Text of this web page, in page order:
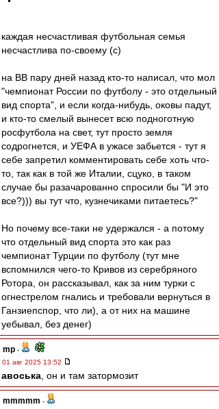
каждая несчастливая футбольная семья
несчастлива по-своему (с)
на ВВ пару дней назад кто-то написал, что мол
"чемпионат России по футболу - это отдельный
вид спорта", и если когда-нибудь, оковы падут,
и кто-то смелый вынесет всю подноготную
росфутбола на свет, тут просто земля
содрогнется, и УЕФА в ужасе забьется - тут я
себе запретил комментировать себе хоть что-
то, так как в той же Италии, сцуко, в таком
случае бы разачарованно спросили бы "И это
все?))) вы тут что, кузнечиками питаетесь?"
Но почему все-таки не удержался - а потому
что отдельный вид спорта это как раз
чемпионат Турции по футболу (тут мне
вспомнился чего-то Кривов из серебряного
Ротора, он рассказывал, как за ним турки с
огнестрелом гнались и требовали вернуться в
Ганзиепспор, что ли), а от них на машине
уебывал, без денег)
mp -
01 авг 2025 13:52
авоська , он и там затормозит
mmmmm -